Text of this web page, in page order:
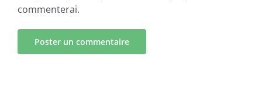
commenterai.